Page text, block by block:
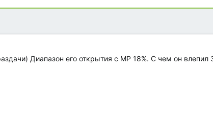
Диапазон его открытия с MP 18%. С чем он влепил